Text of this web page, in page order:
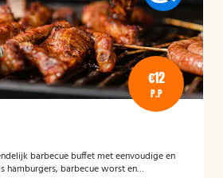
€12
P.P
barbecue buffet met eenvoudige en
hamburgers, barbecue worst en